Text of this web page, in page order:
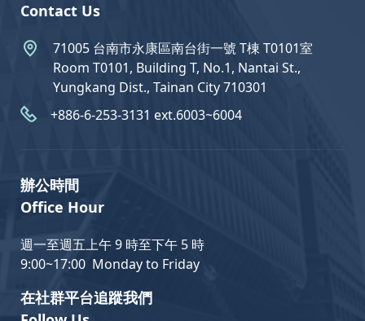
Contact Us
71005 台南市永康區南台街一號 T棟 T0101室
Room T0101, Building T, No.1, Nantai St.,
Yungkang Dist., Tainan City 710301
+886-6-253-3131 ext.6003~6004
辦公時間
Office Hour
週一至週五上午 9 時至下午 5 時
9:00~17:00 Monday to Friday
在社群平台追蹤我們